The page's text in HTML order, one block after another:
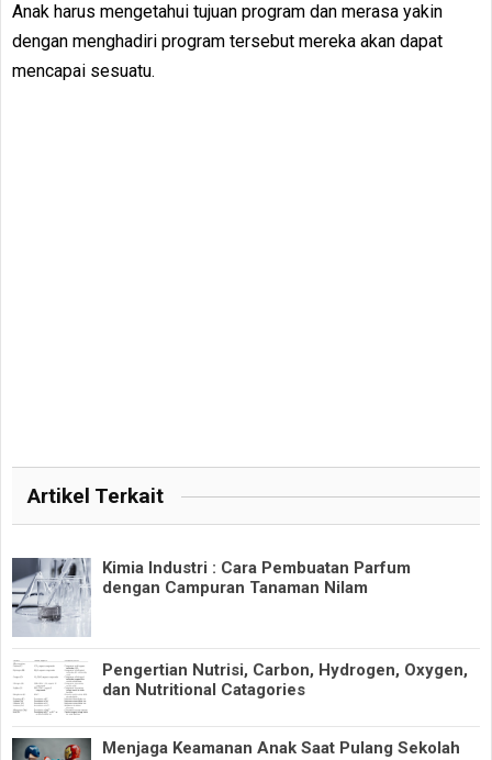
Anak harus mengetahui tujuan program dan merasa yakin
dengan menghadiri program tersebut mereka akan dapat
mencapai sesuatu.
Artikel Terkait
Kimia Industri : Cara Pembuatan Parfum
dengan Campuran Tanaman Nilam
Pengertian Nutrisi, Carbon, Hydrogen, Oxygen,
dan Nutritional Catagories
Menjaga Keamanan Anak Saat Pulang Sekolah